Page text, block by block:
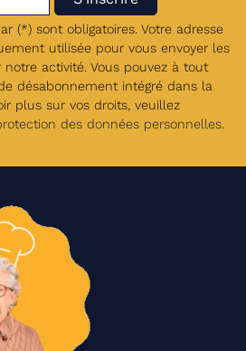
(*) sont obligatoires. Votre adresse
utilisée pour vous envoyer les
notre activité. Vous pouvez à tout
désabonnement intégré dans la
plus sur vos droits, veuillez
des données personnelles